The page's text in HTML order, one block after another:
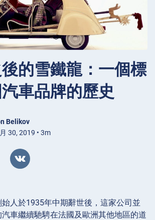
的雪鐵龍：一個標
車品牌的歷史
Belikov
30, 2019 • 3m
人於1935年中期辭世後，這家公司並
車繼續馳騁在法國及歐洲其他地區的道